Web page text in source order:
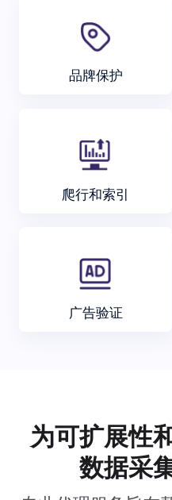
品牌保护
爬行和索引
广告验证
为可扩展性
数据采